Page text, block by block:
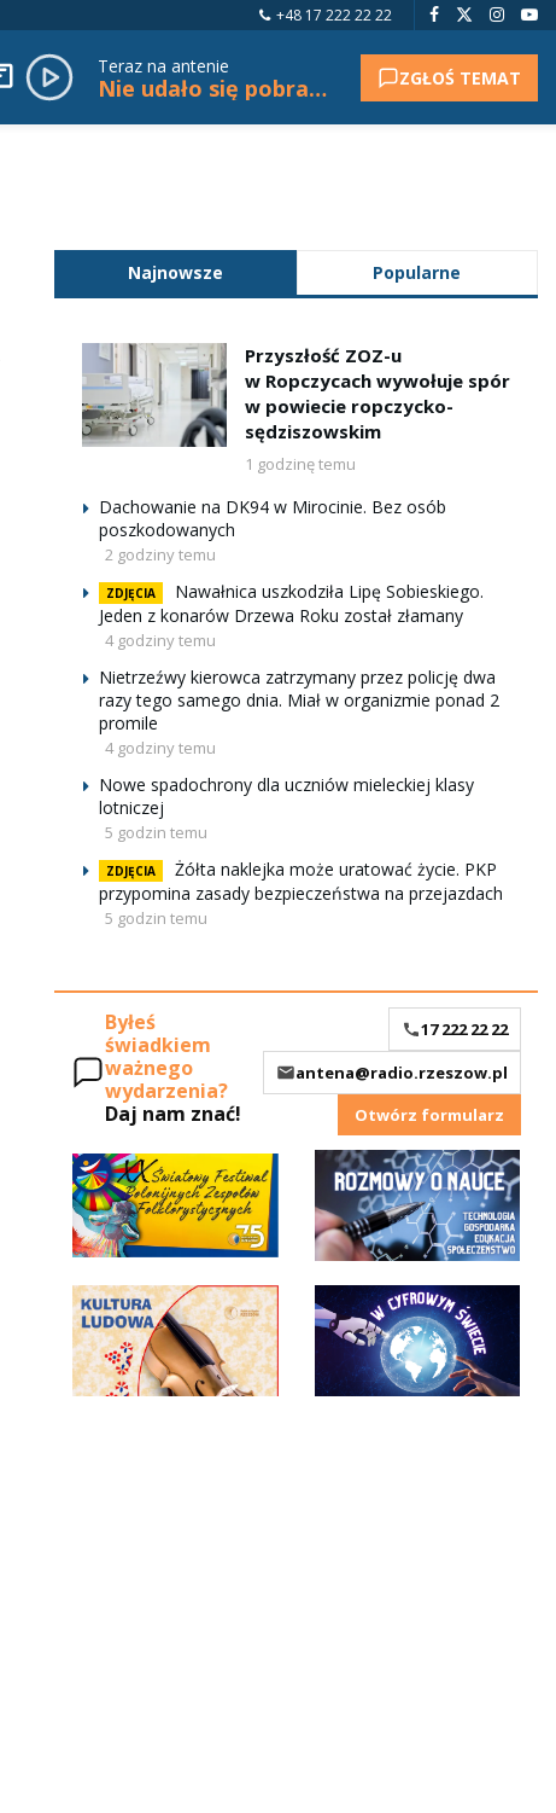
+48 17 222 22 22
Teraz na antenie
Nie udało się pobrać tytułu. ZGŁOŚ TEMAT
Najnowsze Popularne
Przyszłość ZOZ-u
w Ropczycach wywołuje spór
w powiecie ropczycko-
sędziszowskim
1 godzinę temu
Dachowanie na DK94 w Mirocinie. Bez osób
poszkodowanych
2 godziny temu
ZDJĘCIA
Nawałnica uszkodziła Lipę Sobieskiego.
Jeden z konarów Drzewa Roku został złamany
4 godziny temu
Nietrzeźwy kierowca zatrzymany przez policję dwa
razy tego samego dnia. Miał w organizmie ponad 2
promile
4 godziny temu
Nowe spadochrony dla uczniów mieleckiej klasy
lotniczej
5 godzin temu
ZDJĘCIA
Żółta naklejka może uratować życie. PKP
przypomina zasady bezpieczeństwa na przejazdach
5 godzin temu
Byłeś
świadkiem
ważnego
wydarzenia?
Daj nam znać!
17 222 22 22
antena@radio.rzeszow.pl
Otwórz formularz